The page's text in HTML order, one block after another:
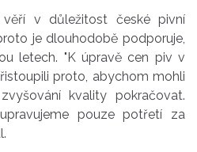
v důležitost české pivní
je dlouhodobě podporuje,
letech. "K úpravě cen piv v
proto, abychom mohli
kvality pokračovat.
pouze potřetí za